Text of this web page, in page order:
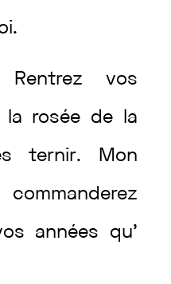
.
Rentrez vos
la rosée de la
ternir. Mon
commanderez
années qu’